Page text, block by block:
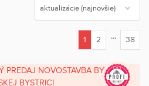
1
2 ... 38